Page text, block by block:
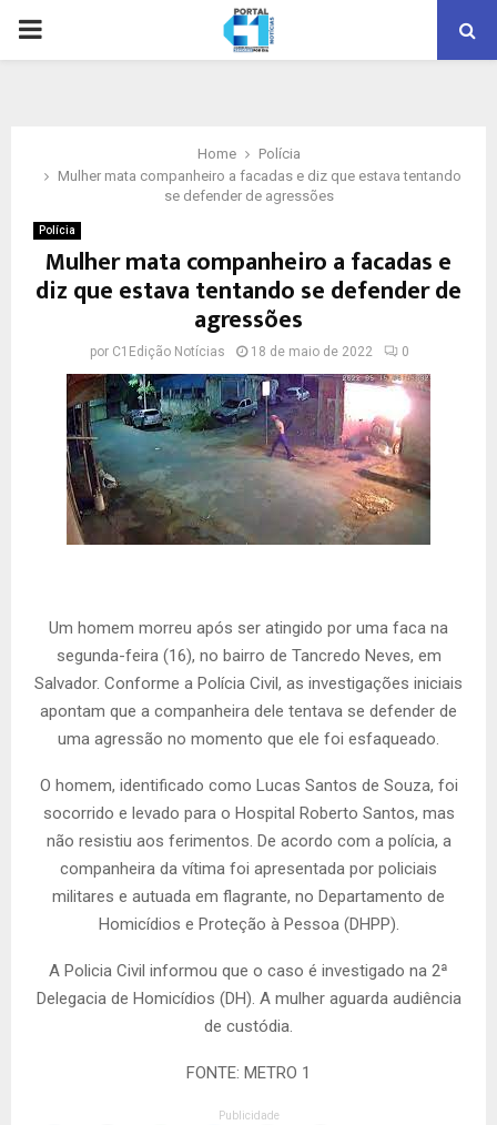
PRIMARY
Home
Polícia
Mulher mata companheiro a facadas e diz que estava tentando
se defender de agressões
Polícia
Mulher mata companheiro a facadas e
diz que estava tentando se defender de
agressões
por C1Edição Notícias 18 de maio de 2022 0
Um homem morreu após ser atingido por uma faca na
segunda-feira (16), no bairro de Tancredo Neves, em
Salvador. Conforme a Polícia Civil, as investigações iniciais
apontam que a companheira dele tentava se defender de
uma agressão no momento que ele foi esfaqueado.
O homem, identificado como Lucas Santos de Souza, foi
socorrido e levado para o Hospital Roberto Santos, mas
não resistiu aos ferimentos. De acordo com a polícia, a
companheira da vítima foi apresentada por policiais
militares e autuada em flagrante, no Departamento de
Homicídios e Proteção à Pessoa (DHPP).
A Policia Civil informou que o caso é investigado na 2ª
Delegacia de Homicídios (DH). A mulher aguarda audiência
de custódia.
FONTE: METRO 1
Publicidade